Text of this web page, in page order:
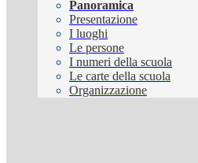
Panoramica
Presentazione
I luoghi
Le persone
I numeri della scuola
Le carte della scuola
Organizzazione